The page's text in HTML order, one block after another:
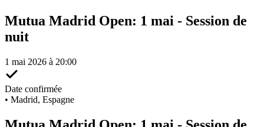
Mutua Madrid Open: 1 mai - Session de
nuit
1 mai 2026 à 20:00
Date confirmée
• Madrid, Espagne